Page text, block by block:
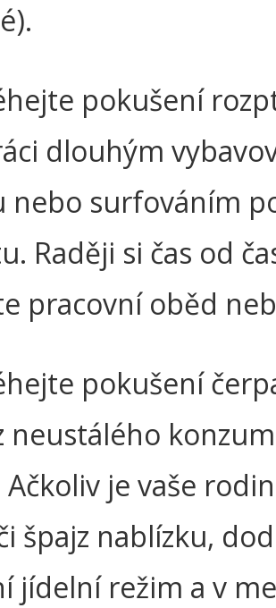
pokušení
dlouhým
nebo surfováním
Raději si čas od
pracovní oběd
pokušení
neustálého
je vaše
špajz nablízku,
jídelní režim a v